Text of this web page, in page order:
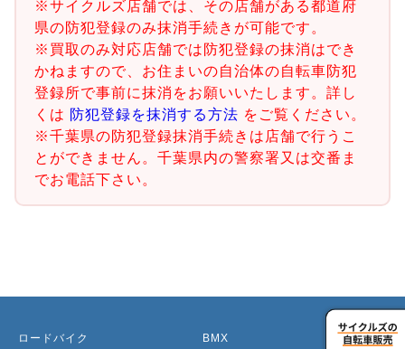
※サイクルズ店舗では、その店舗がある都道府
県の防犯登録のみ抹消手続きが可能です。
※買取のみ対応店舗では防犯登録の抹消はでき
かねますので、お住まいの自治体の自転車防犯
登録所で事前に抹消をお願いいたします。詳し
くは 防犯登録を抹消する方法 をご覧ください。
※千葉県の防犯登録抹消手続きは店舗で行うこ
とができません。千葉県内の警察署又は交番ま
でお電話下さい。
ロードバイク BMX